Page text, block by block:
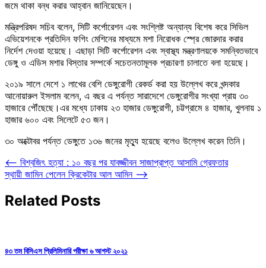
জমে থাকা বন্ধ করার আহ্বান জানিয়েছেন।
মন্ত্রিপরিষদ সচিব বলেন, সিটি কর্পোরেশন এবং সংশ্লিষ্ট অন্যান্য বিশেষ করে সিভিল
এভিয়েশনকে প্রতিদিন ফগিং মেশিনের মাধ্যমে মশা নিরোধক স্প্রে জোরদার করার
নির্দেশ দেওয়া হয়েছে। এছাড়া সিটি কর্পোরেশন এবং স্বাস্থ্য মন্ত্রণালয়কে সমন্বিতভাবে
ডেঙ্গু ও এডিস মশার বিস্তার সম্পর্কে সচেতনতামূলক প্রচারণা চালাতে বলা হয়েছে।
২০১৯ সালে দেশে ১ লাখের বেশি ডেঙ্গুরোগী রেকর্ড করা হয় উল্লেখ করে খন্দকার
আনোয়ারুল ইসলাম বলেন, এ বছর এ পর্যন্ত সারাদেশে ডেঙ্গুরোগীর সংখ্যা প্রায় ৩০
হাজারে পৌঁছেছে।এর মধ্যে ঢাকায় ২৩ হাজার ডেঙ্গুরোগী, চট্টগ্রামে ৪ হাজার, খুলনায় ১
হাজার ৬০০ এবং সিলেটে ৫৩ জন।
৩০ অক্টোবর পর্যন্ত ডেঙ্গুতে ১৩৬ জনের মৃত্যু হয়েছে বলেও উল্লেখ করেন তিনি।
Post
navigation
⟵ বিশ্বজিৎ হত্যা : ১০ বছর পর যাবজ্জীবন সাজাপ্রাপ্ত আসামি গ্রেফতার
স্থায়ী জামিন পেলেন ক্রিকেটার আল আমিন ⟶
Related Posts
৪৩ তম বিসিএস প্রিলিমিনারি পরীক্ষা ৬ আগস্ট ২০২১